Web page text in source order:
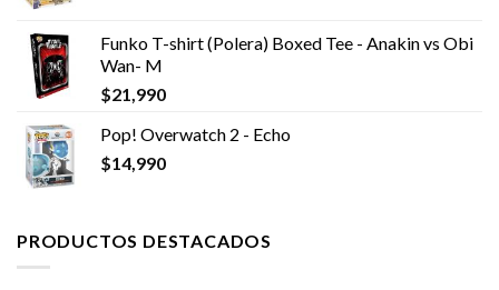
era:
es:
Funko T-shirt (Polera) Boxed Tee - Anakin vs Obi
Wan- M
$21,990
Pop! Overwatch 2 - Echo
$14,990
PRODUCTOS DESTACADOS